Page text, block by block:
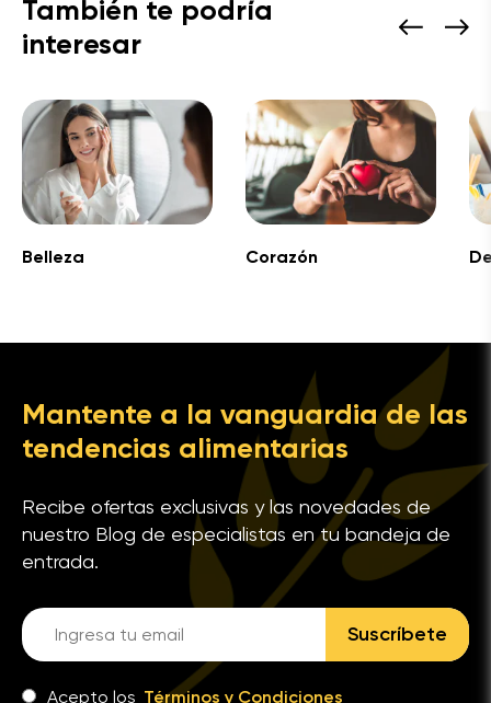
También te podría
interesar
Belleza Corazón
Mantente a la vanguardia de las
tendencias alimentarias
Recibe ofertas exclusivas y las novedades de
nuestro Blog de especialistas en tu bandeja de
entrada.
Suscríbete
Acepto los Términos y Condiciones